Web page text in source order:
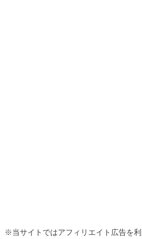
※当サイトではアフィリエイト広告を